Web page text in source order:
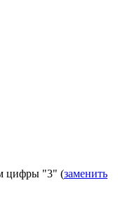
цифры "3" (заменить